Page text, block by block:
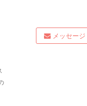
メッセージ